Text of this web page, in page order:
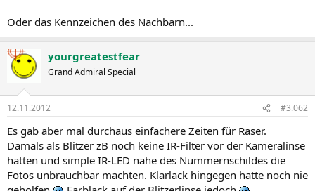
Oder das Kennzeichen des Nachbarn...
yourgreatestfear
Grand Admiral Special
12.11.2012 #3.062
Es gab aber mal durchaus einfachere Zeiten für Raser.
Damals als Blitzer zB noch keine IR-Filter vor der Kameralinse
hatten und simple IR-LED nahe des Nummernschildes die
Fotos unbrauchbar machten. Klarlack hingegen hatte noch nie